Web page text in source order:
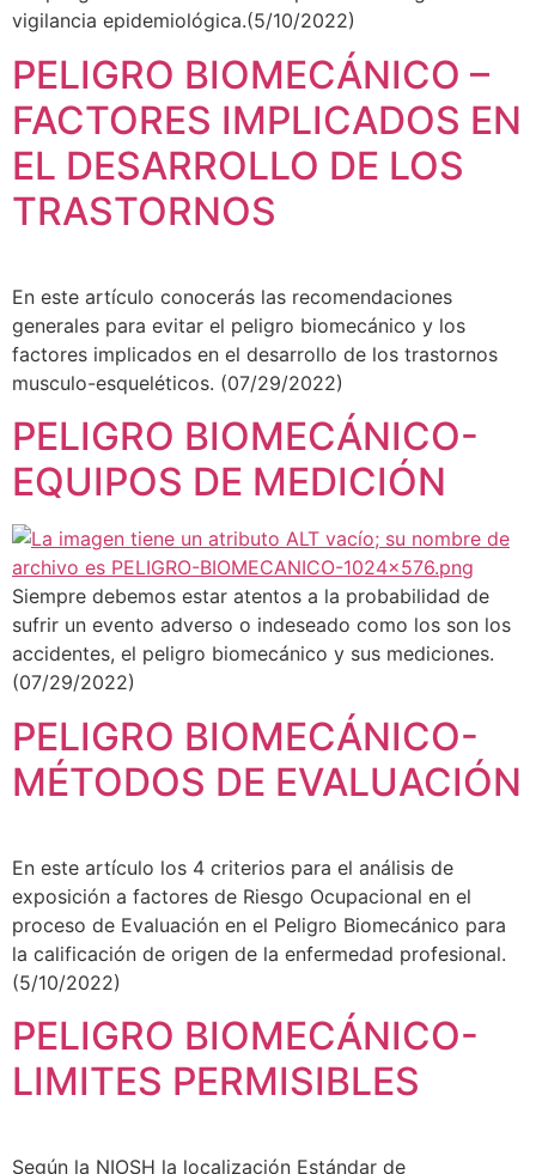
vigilancia epidemiológica.(5/10/2022)
PELIGRO BIOMECÁNICO –
FACTORES IMPLICADOS EN
EL DESARROLLO DE LOS
TRASTORNOS
En este artículo conocerás las recomendaciones
generales para evitar el peligro biomecánico y los
factores implicados en el desarrollo de los trastornos
musculo-esqueléticos. (07/29/2022)
PELIGRO BIOMECÁNICO-
EQUIPOS DE MEDICIÓN
Siempre debemos estar atentos a la probabilidad de
sufrir un evento adverso o indeseado como los son los
accidentes, el peligro biomecánico y sus mediciones.
(07/29/2022)
PELIGRO BIOMECÁNICO-
MÉTODOS DE EVALUACIÓN
En este artículo los 4 criterios para el análisis de
exposición a factores de Riesgo Ocupacional en el
proceso de Evaluación en el Peligro Biomecánico para
la calificación de origen de la enfermedad profesional.
(5/10/2022)
PELIGRO BIOMECÁNICO-
LIMITES PERMISIBLES
Según la NIOSH la localización Estándar de